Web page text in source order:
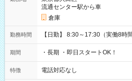
流通センター駅から車
倉庫
勤務時間 【日勤】 8:30～17:30（実働8時
期間 ・長期 ・即日スタートOK！
特徴 電話対応なし